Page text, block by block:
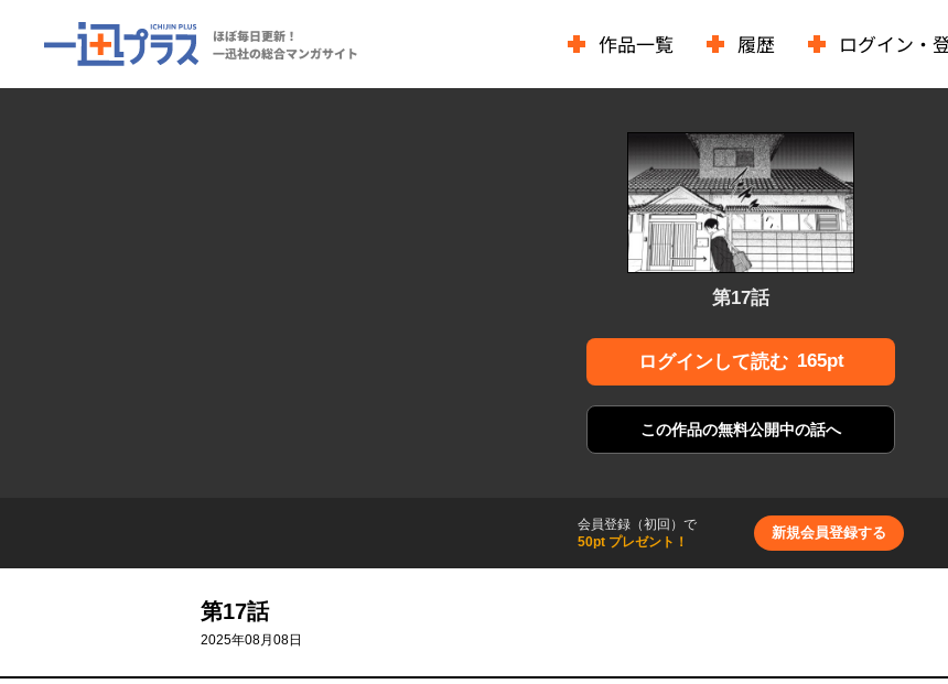
ほぼ毎日更新！
一迅社の総合マンガサイト
作品一覧 履歴 ログイン・
第17話
ログインして読む 165pt
この作品の無料公開中の話へ
会員登録（初回）で
50pt プレゼント！
新規会員登録する
第17話
2025年08月08日